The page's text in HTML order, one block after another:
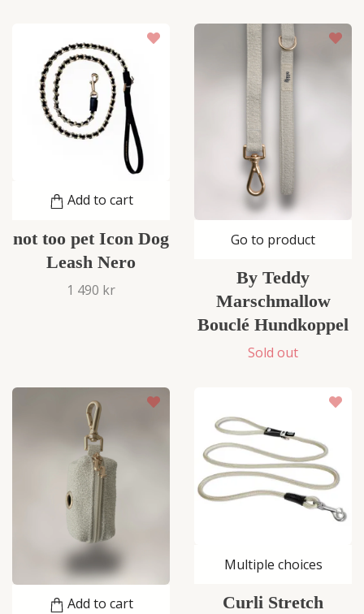
Add to cart
not too pet Icon Dog
Leash Nero
1 490 kr
Go to product
By Teddy
Marschmallow
Bouclé Hundkoppel
Sold out
Add to cart
Multiple choices
Curli Stretch